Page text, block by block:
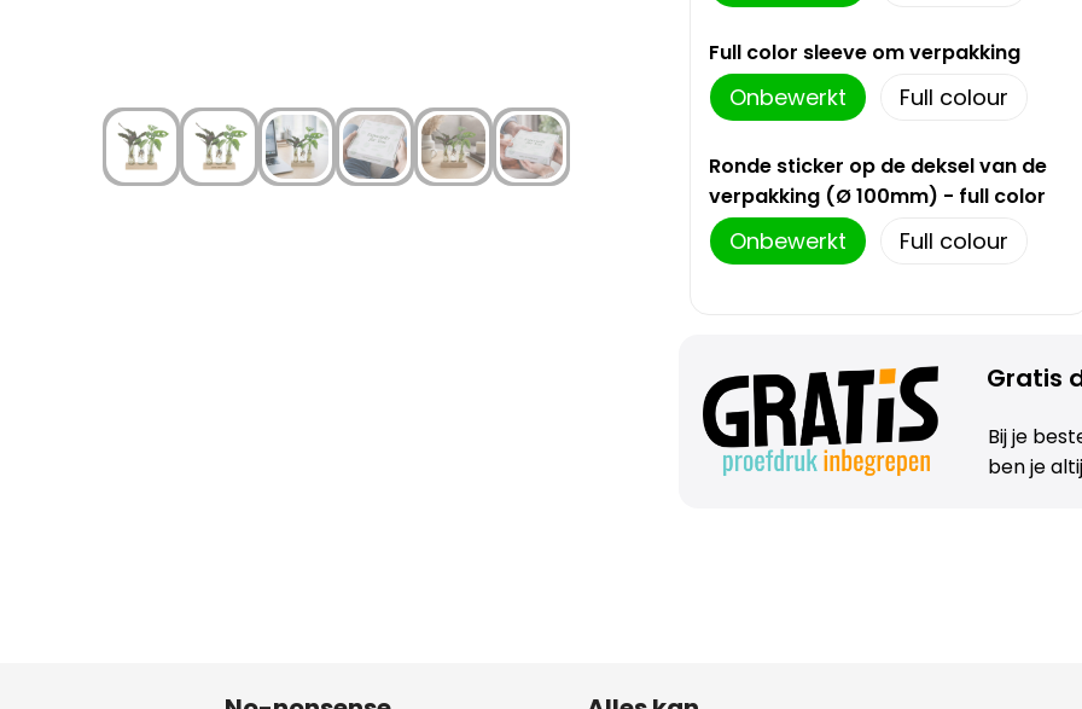
Full color sleeve om verpakking
Onbewerkt Full colour
Ronde sticker op de deksel van de
verpakking (Ø 100mm) - full color
Onbewerkt Full colour
Gratis
Bij je
ben je